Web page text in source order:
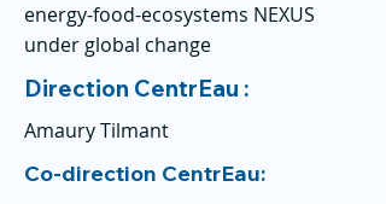
energy-food-ecosystems NEXUS
under global change
Direction CentrEau :
Amaury Tilmant
Co-direction CentrEau: